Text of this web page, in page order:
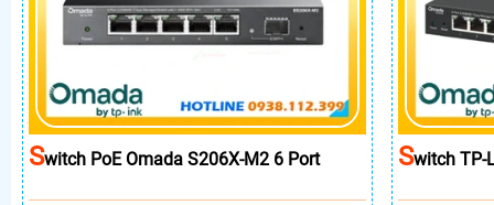
SWitch PoE Omada S206X-M2 6 Port SWitch TP-